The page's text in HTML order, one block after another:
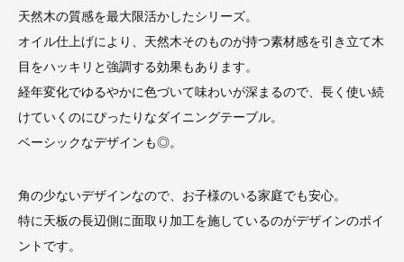
天然木の質感を最大限活かしたシリーズ。
オイル仕上げにより、天然木そのものが持つ素材感を引き立て木
目をハッキリと強調する効果もあります。
経年変化でゆるやかに色づいて味わいが深まるので、長く使い続
けていくのにぴったりなダイニングテーブル。
ベーシックなデザインも◎。
角の少ないデザインなので、お子様のいる家庭でも安心。
特に天板の長辺側に面取り加工を施しているのがデザインのポイ
ントです。